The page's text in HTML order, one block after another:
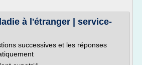
à l'étranger | service-
successives et les réponses